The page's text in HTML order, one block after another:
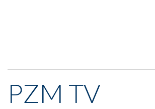
PZM TV